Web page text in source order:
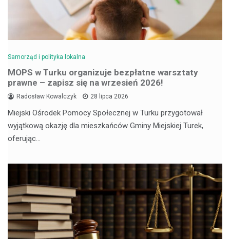
Samorząd i polityka lokalna
MOPS w Turku organizuje bezpłatne warsztaty
prawne – zapisz się na wrzesień 2026!
Radosław Kowalczyk 28 lipca 2026
Miejski Ośrodek Pomocy Społecznej w Turku przygotował
wyjątkową okazję dla mieszkańców Gminy Miejskiej Turek,
oferując…